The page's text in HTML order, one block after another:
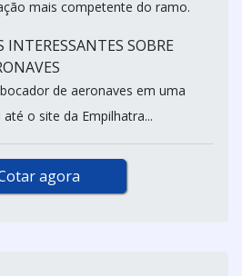
mais competente do ramo.
INTERESSANTES SOBRE
de aeronaves em uma
o site da Empilhatra...
agora